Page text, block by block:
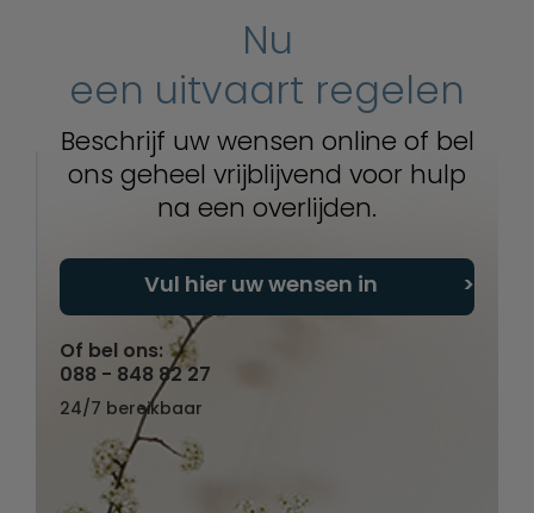
Nu
een uitvaart regelen
Beschrijf uw wensen online of bel
ons geheel vrijblijvend voor hulp
na een overlijden.
Vul hier uw wensen in
Of bel ons:
088 - 848 82 27
24/7 bereikbaar